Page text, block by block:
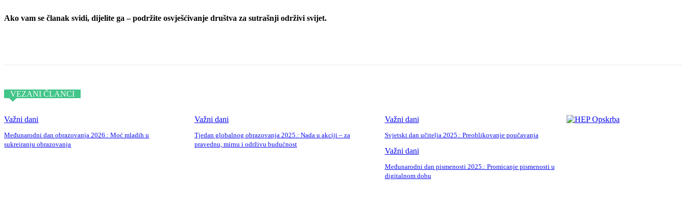
Ako vam se članak svidi, dijelite ga – podržite osvješćivanje društva za sutrašnji održivi svijet.
VEZANI ČLANCI
Važni dani
Međunarodni dan obrazovanja 2026.: Moć mladih u
sukreiranju obrazovanja
Važni dani
Tjedan globalnog obrazovanja 2025.: Nada u akciji – za
pravednu, mirnu i održivu budućnost
Važni dani
Svjetski dan učitelja 2025.: Preoblikovanje poučavanja
Važni dani
Međunarodni dan pismenosti 2025.: Promicanje pismenosti u
digitalnom dobu